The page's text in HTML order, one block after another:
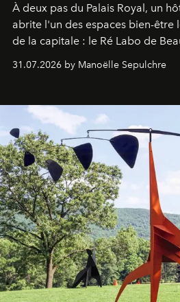
À deux pas du Palais Royal, un
abrite l'un des espaces bien-être
de la capitale : le Ré Labo de
31.07.2026 by Manoëlle Sepulchre